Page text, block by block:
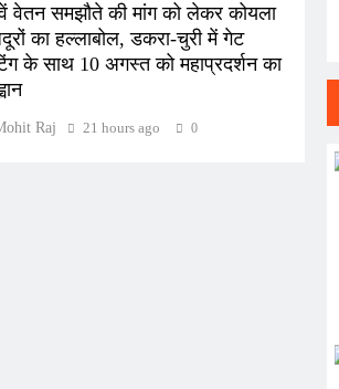
वेतन समझौते की मांग को लेकर कोयला
का हल्लाबोल, डकरा-चुरी में गेट
के साथ 10 अगस्त को महाप्रदर्शन का
Raj 21 hours ago 0